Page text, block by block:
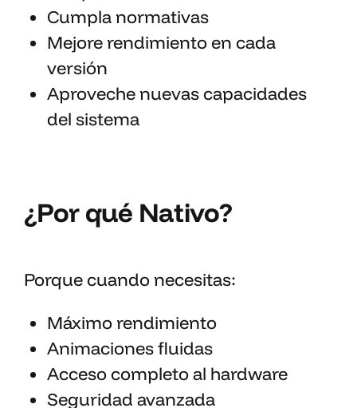
Cumpla normativas
Mejore rendimiento en cada
versión
Aproveche nuevas capacidades
del sistema
¿Por qué Nativo?
Porque cuando necesitas:
Máximo rendimiento
Animaciones fluidas
Acceso completo al hardware
Seguridad avanzada